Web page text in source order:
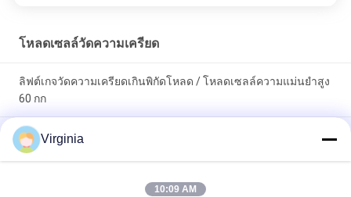
โหลดเซลล์วัดความเครียด
ลิฟต์เกจวัดความเครียดเกินพิกัดโหลด / โหลดเซลล์ความแม่นยำสูง
60 กก
โหลดเซลล์วัดความเครียดโลหะผสมเหล็ก C2 / C3 สำหรับเครื่องชั่ง
แบบอนาล็อกเอาท์พุทแบบเครน
เซ็นเซอร์วัดความเครียดชนิดกลม S ชนิดแรงดึงสำหรับแรงอัดและ
Virginia
10:09 AM